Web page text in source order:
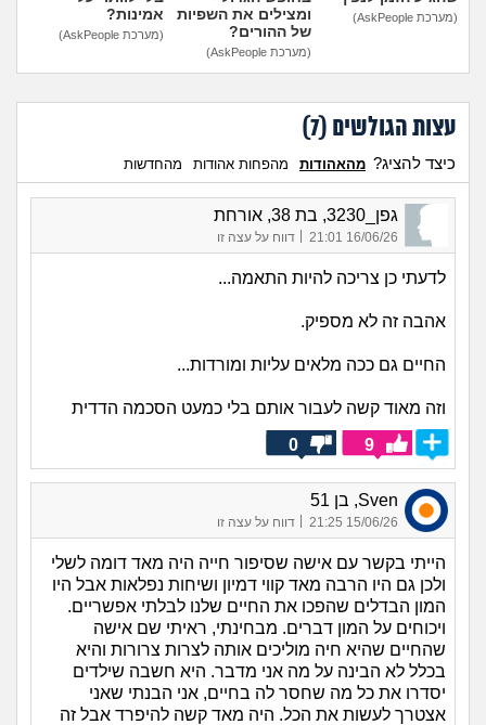
(מערכת AskPeople)
ומצילים את השפיות
של ההורים?
(מערכת AskPeople)
אמינות?
(מערכת AskPeople)
עצות הגולשים (7
)
כיצד להציג? מהאהודות מהפחות אהודות מהחדשות
גפן_3230, בת 38, אורחת
16/06/26 21:01 דווח על עצה זו
לדעתי כן צריכה להיות התאמה...
אהבה זה לא מספיק.
החיים גם ככה מלאים עליות ומורדות...
וזה מאוד קשה לעבור אותם בלי כמעט הסכמה הדדית
9
0
Sven, בן 51
15/06/26 21:25
| דווח על עצה זו
הייתי בקשר עם אישה שסיפור חייה היה מאד דומה לשלי
ולכן גם היו הרבה מאד קווי דמיון ושיחות נפלאות אבל היו
המון הבדלים שהפכו את החיים שלנו לבלתי אפשריים.
ויכוחים על המון דברים. מבחינתי, ראיתי שם אישה
שהחיים שהיא חיה מוליכים אותה לצרות צרורות והיא
בכלל לא הבינה על מה אני מדבר. היא חשבה שילדים
יסדרו את כל מה שחסר לה בחיים, אני הבנתי שאני
אצטרך לעשות את הכל. היה מאד קשה להיפרד אבל זה